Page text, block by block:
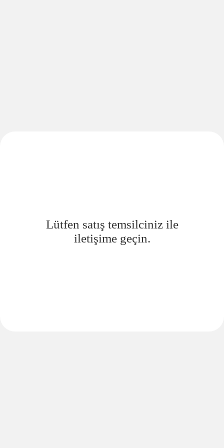
Lütfen satış temsilciniz ile
iletişime geçin.